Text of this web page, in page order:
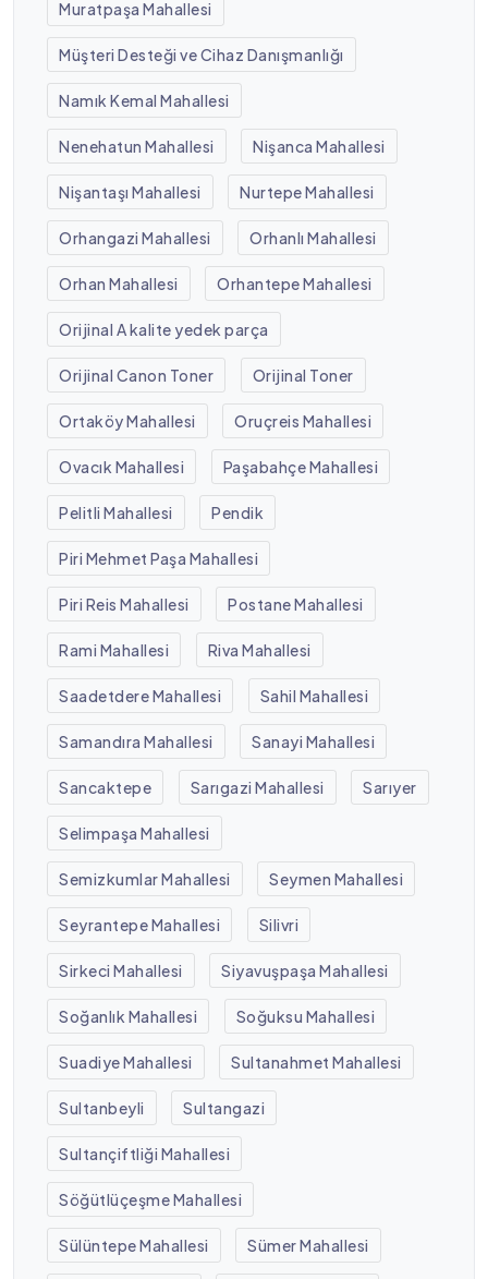
Muratpaşa Mahallesi
Müşteri Desteği ve Cihaz Danışmanlığı
Namık Kemal Mahallesi
Nenehatun Mahallesi Nişanca Mahallesi
Nişantaşı Mahallesi Nurtepe Mahallesi
Orhangazi Mahallesi Orhanlı Mahallesi
Orhan Mahallesi Orhantepe Mahallesi
Orijinal A kalite yedek parça
Orijinal Canon Toner Orijinal Toner
Ortaköy Mahallesi Oruçreis Mahallesi
Ovacık Mahallesi Paşabahçe Mahallesi
Pelitli Mahallesi Pendik
Piri Mehmet Paşa Mahallesi
Piri Reis Mahallesi Postane Mahallesi
Rami Mahallesi Riva Mahallesi
Saadetdere Mahallesi Sahil Mahallesi
Samandıra Mahallesi Sanayi Mahallesi
Sancaktepe Sarıgazi Mahallesi Sarıyer
Selimpaşa Mahallesi
Semizkumlar Mahallesi Seymen Mahallesi
Seyrantepe Mahallesi Silivri
Sirkeci Mahallesi Siyavuşpaşa Mahallesi
Soğanlık Mahallesi Soğuksu Mahallesi
Suadiye Mahallesi Sultanahmet Mahallesi
Sultanbeyli Sultangazi
Sultançiftliği Mahallesi
Söğütlüçeşme Mahallesi
Sülüntepe Mahallesi Sümer Mahallesi